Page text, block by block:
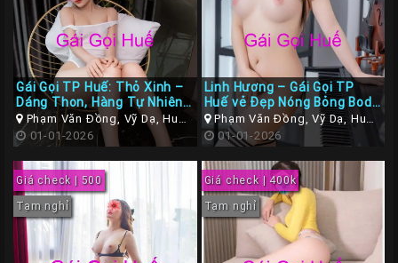
Gái Gọi TP Huế: Thỏ Xinh –
Dáng Thon, Hàng Tự Nhiên,
Dâm Chiều Hết Mực
Phạm Văn Đồng, Vỹ Dạ, Huế,
Thừa Thiên Huế
01-01-2026
Linh Hương – Gái Gọi TP
Huế vẻ Đẹp Nóng Bỏng Body
Căn Mịn
Phạm Văn Đồng, Vỹ Dạ, Huế,
Thừa Thiên Huế
01-01-2026
Giá check | 500
Tạm nghỉ
Giá check | 400k
Tạm nghỉ